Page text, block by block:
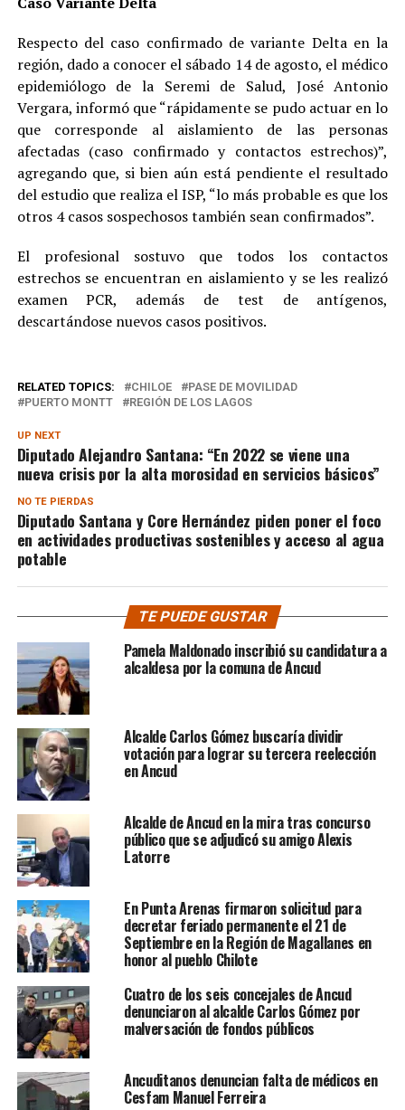
Respecto del caso confirmado de variante Delta en la
región, dado a conocer el sábado 14 de agosto, el médico
epidemiólogo de la Seremi de Salud, José Antonio
Vergara, informó que “rápidamente se pudo actuar en lo
que corresponde al aislamiento de las personas
afectadas (caso confirmado y contactos estrechos)”,
agregando que, si bien aún está pendiente el resultado
del estudio que realiza el ISP, “lo más probable es que los
otros 4 casos sospechosos también sean confirmados”.
El profesional sostuvo que todos los contactos
estrechos se encuentran en aislamiento y se les realizó
examen PCR, además de test de antígenos,
descartándose nuevos casos positivos.
RELATED TOPICS: CHILOE
PASE DE MOVILIDAD
PUERTO MONTT
REGIÓN DE LOS LAGOS
UP NEXT
Diputado Alejandro Santana: “En 2022 se viene una
nueva crisis por la alta morosidad en servicios básicos”
NO TE PIERDAS
Diputado Santana y Core Hernández piden poner el foco
en actividades productivas sostenibles y acceso al agua
potable
TE PUEDE GUSTAR
Pamela Maldonado inscribió su candidatura a
alcaldesa por la comuna de Ancud
Alcalde Carlos Gómez buscaría dividir
votación para lograr su tercera reelección
en Ancud
Alcalde de Ancud en la mira tras concurso
público que se adjudicó su amigo Alexis
Latorre
En Punta Arenas firmaron solicitud para
decretar feriado permanente el 21 de
Septiembre en la Región de Magallanes en
honor al pueblo Chilote
Cuatro de los seis concejales de Ancud
denunciaron al alcalde Carlos Gómez por
malversación de fondos públicos
Ancuditanos denuncian falta de médicos en
Cesfam Manuel Ferreira